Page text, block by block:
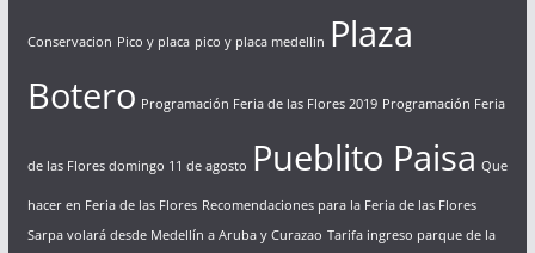
Conservacion Pico y placa pico y placa medellin Plaza
Botero Programación Feria de las Flores 2019 Programación Feria
de las Flores domingo 11 de agosto Pueblito Paisa Que
hacer en Feria de las Flores Recomendaciones para la Feria de las Flores
Sarpa volará desde Medellín a Aruba y Curazao Tarifa ingreso parque de la